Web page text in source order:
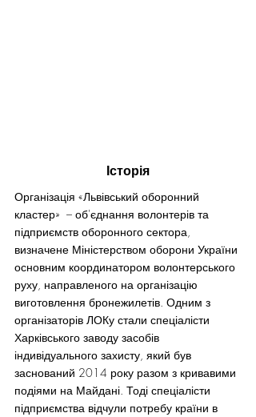
Історія
Організація «Львівський оборонний
кластер»  – об'єднання волонтерів та
підприємств оборонного сектора,
визначене Міністерством оборони України
основним координатором волонтерського
руху, направленого на організацію
виготовлення бронежилетів. Одним з
організаторів ЛОКу стали спеціалісти
Харківського заводу засобів
індивідуального захисту, який був
заснований 2014 року разом з кривавими
подіями на Майдані. Тоді спеціалісти
підприємства відчули потребу країни в